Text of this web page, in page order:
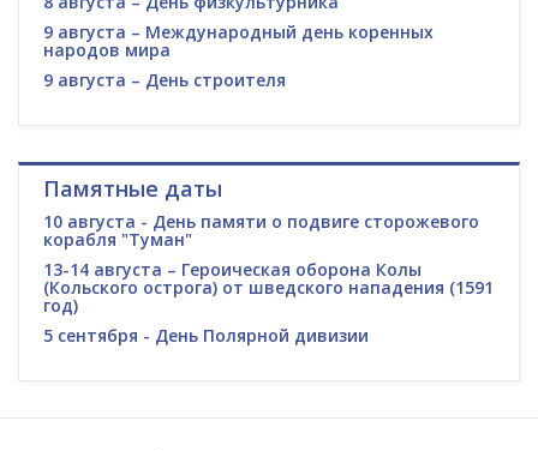
9 августа – Международный день коренных
народов мира
9 августа – День строителя
Памятные даты
10 августа - День памяти о подвиге сторожевого
корабля "Туман"
13-14 августа – Героическая оборона Колы
(Кольского острога) от шведского нападения (1591
год)
5 сентября - День Полярной дивизии